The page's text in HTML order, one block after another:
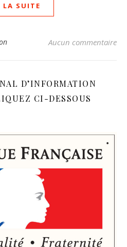
LA SUITE
Aucun commentaire
D’INFORMATION
CI-DESSOUS